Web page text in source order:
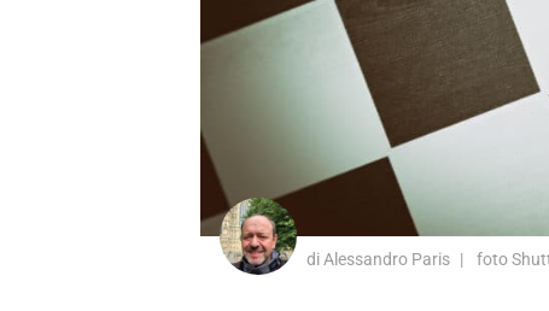
di Alessandro Paris foto